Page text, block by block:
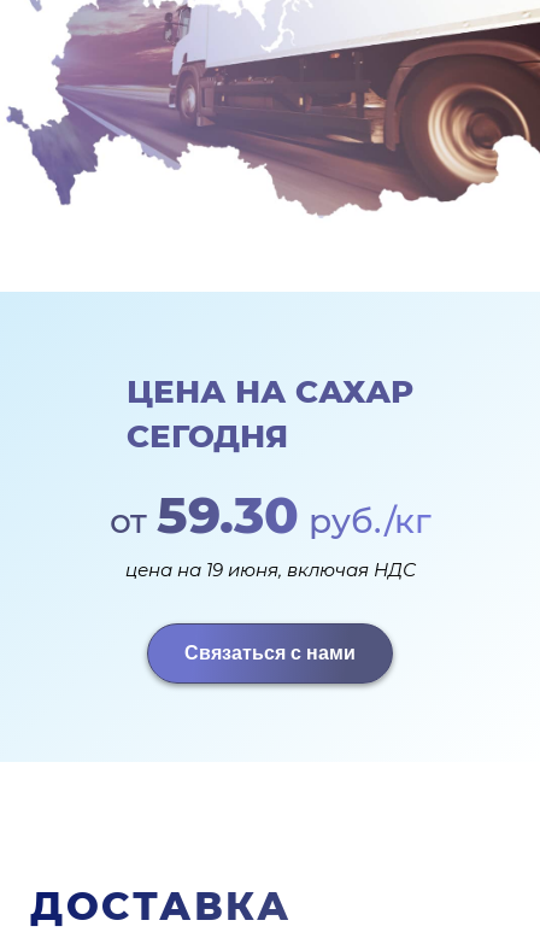
ЦЕНА НА САХАР
СЕГОДНЯ
от 59.30 руб./кг
цена на 19 июня, включая НДС
Связаться с нами
ДОСТАВКА